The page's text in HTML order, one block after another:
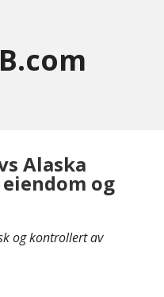
Alaska
og
og kontrollert av